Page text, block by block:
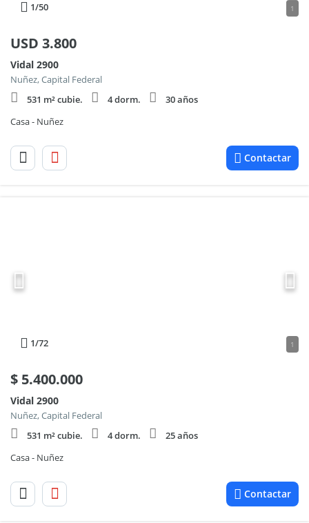
1/50 1
USD 3.800
Vidal 2900
Nuñez, Capital Federal
531 m² cubie.
4 dorm.
30 años
Casa - Nuñez
Contactar
1/72 1
$ 5.400.000
Vidal 2900
Nuñez, Capital Federal
531 m² cubie.
4 dorm.
25 años
Casa - Nuñez
Contactar